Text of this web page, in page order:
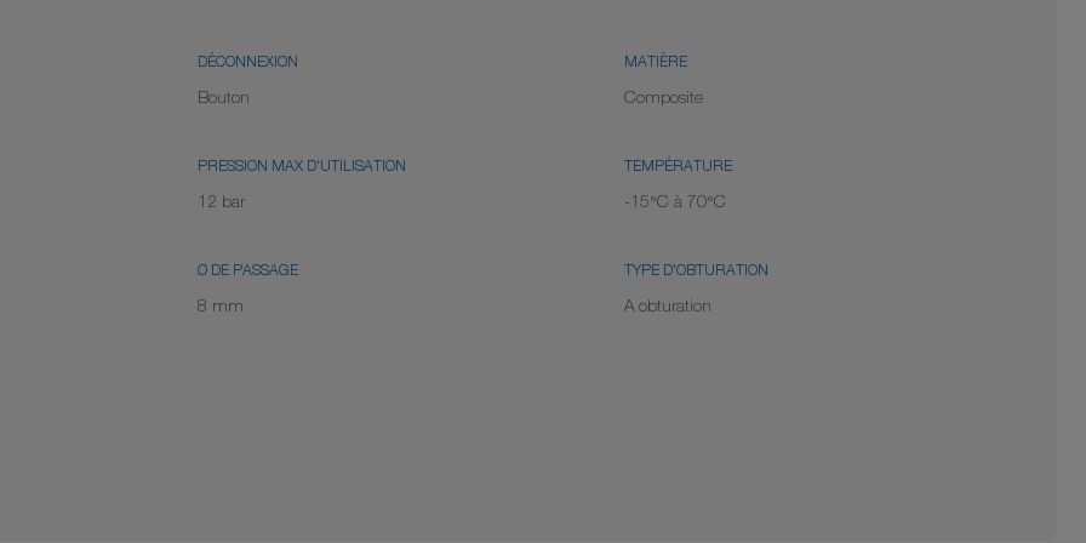
DÉCONNEXION
Bouton
MATIÈRE
Composite
PRESSION MAX D'UTILISATION
12 bar
TEMPÉRATURE
-15°C à 70°C
Ø DE PASSAGE
8 mm
TYPE D'OBTURATION
A obturation